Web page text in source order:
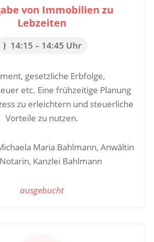
von Immobilien zu
Lebzeiten
14:15 – 14:45 Uhr
gesetzliche Erbfolge,
etc. Eine frühzeitige Planung
zu erleichtern und steuerliche
Vorteile zu nutzen.
Maria Bahlmann, Anwältin
Kanzlei Bahlmann
ausgebucht